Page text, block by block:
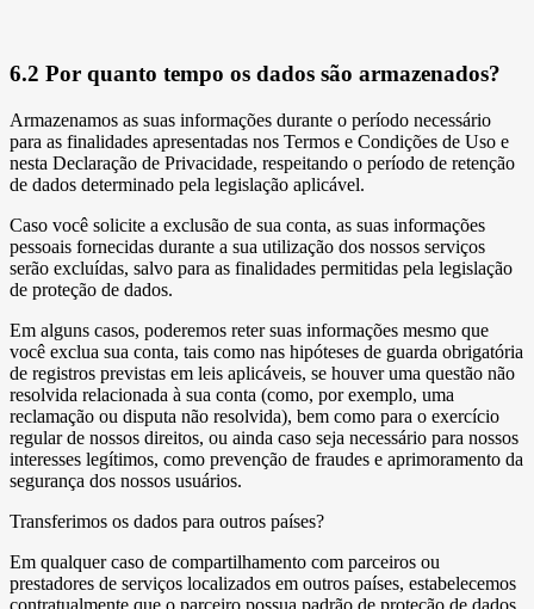
6.2 Por quanto tempo os dados são armazenados?
Armazenamos as suas informações durante o período necessário
para as finalidades apresentadas nos Termos e Condições de Uso e
nesta Declaração de Privacidade, respeitando o período de retenção
de dados determinado pela legislação aplicável.
Caso você solicite a exclusão de sua conta, as suas informações
pessoais fornecidas durante a sua utilização dos nossos serviços
serão excluídas, salvo para as finalidades permitidas pela legislação
de proteção de dados.
Em alguns casos, poderemos reter suas informações mesmo que
você exclua sua conta, tais como nas hipóteses de guarda obrigatória
de registros previstas em leis aplicáveis, se houver uma questão não
resolvida relacionada à sua conta (como, por exemplo, uma
reclamação ou disputa não resolvida), bem como para o exercício
regular de nossos direitos, ou ainda caso seja necessário para nossos
interesses legítimos, como prevenção de fraudes e aprimoramento da
segurança dos nossos usuários.
Transferimos os dados para outros países?
Em qualquer caso de compartilhamento com parceiros ou
prestadores de serviços localizados em outros países, estabelecemos
contratualmente que o parceiro possua padrão de proteção de dados